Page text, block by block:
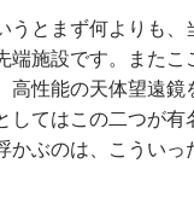
とまず何よりも、
端施設です。また
高性能の天体望遠鏡
てはこの二つが有
かぶのは、こうい